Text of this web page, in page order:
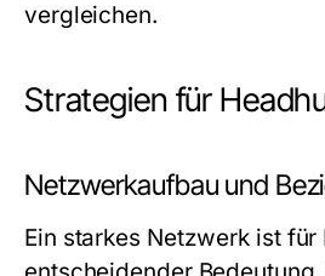
vergleichen.
Strategien für
Netzwerkaufbau und
Ein starkes Netzwerk ist für